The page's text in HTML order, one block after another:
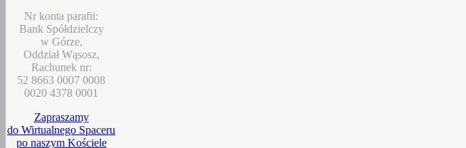
Nr konta parafii:
Bank Spółdzielczy
w Górze,
Oddział Wąsosz,
Rachunek nr:
52 8663 0007 0008
0020 4378 0001
Zapraszamy
do Wirtualnego Spaceru
po naszym Kościele